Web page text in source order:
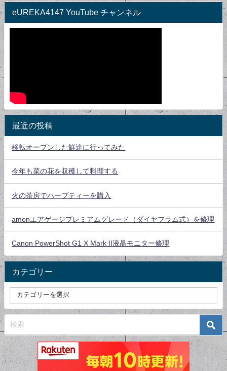
eUREKA4147 YouTube チャンネル
最近の投稿
移転オープンした鮮達に行ってみた
今年も菜の花を収穫して料理する
火の茶房でハーブティーを購入
amonエアゲージプレミアムグレード（ダイヤフラム式）を修理
Canon PowerShot G1 X Mark II液晶モニター修理
カテゴリー